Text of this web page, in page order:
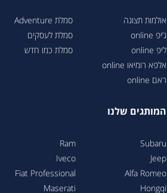
אולמות תצוגה
ג’יפ online
ליפ online
אלפא רומיאו online
ראם online
סמלת Adventure
סמלת לעסקים
סמלת כמו חדש
המותגים שלנו
Subaru
Jeep
Alfa Romeo
Hongqi
Ram
Iveco
Fiat Professional
Maserati